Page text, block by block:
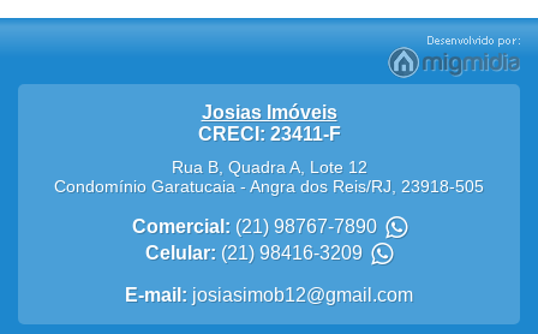
Josias Imóveis
CRECI: 23411-F
Rua B, Quadra A, Lote 12
Condomínio Garatucaia -Angra dos Reis/RJ 23918-505
Comercial: (21) 98767-7890
Celular: (21) 98416-3209
E-mail: josiasimob12@gmail.com